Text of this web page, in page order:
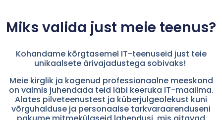
Miks valida just meie teenus?
Kohandame kõrgtasemel IT-teenuseid just teie
unikaalsete ärivajadustega sobivaks!
Meie kirglik ja kogenud professionaalne meeskond
on valmis juhendada teid läbi keeruka IT-maailma.
Alates pilveteenustest ja küberjulgeolekust kuni
võrguhalduse ja personaalse tarkvaraarenduseni